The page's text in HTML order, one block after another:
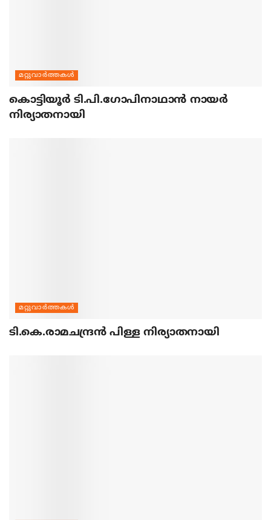
മറ്റുവാര്‍ത്തകള്‍
കൊട്ടിയൂര്‍ ടി.പി.ഗോപിനാഥാന്‍ നായര്‍
നിര്യാതനായി
മറ്റുവാര്‍ത്തകള്‍
ടി.കെ.രാമചന്ദ്രന്‍ പിള്ള നിര്യാതനായി